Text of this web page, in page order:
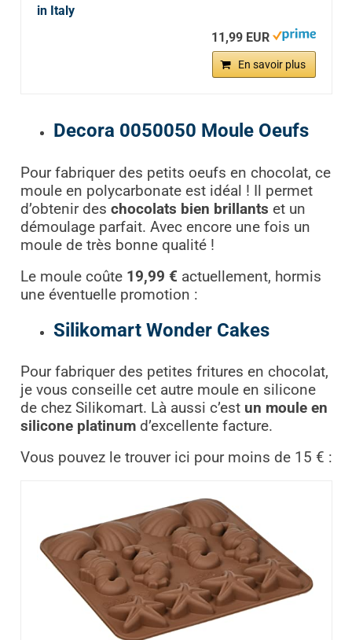
in Italy
11,99 EUR
En savoir plus
Decora 0050050 Moule Oeufs
Pour fabriquer des petits oeufs en chocolat, ce
moule en polycarbonate est idéal ! Il permet
d’obtenir des chocolats bien brillants et un
démoulage parfait. Avec encore une fois un
moule de très bonne qualité !
Le moule coûte 19,99 € actuellement, hormis
une éventuelle promotion :
Silikomart Wonder Cakes
Pour fabriquer des petites fritures en chocolat,
je vous conseille cet autre moule en silicone
de chez Silikomart. Là aussi c’est un moule en
silicone platinumd’excellente facture.
Vous pouvez le trouver ici pour moins de 15 € :